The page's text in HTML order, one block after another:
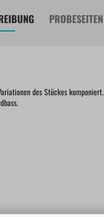
PROBESEITEN
des Stückes komponiert.